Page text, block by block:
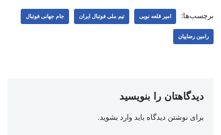
برچسب‌ها: امیر قلعه نویی تیم ملی فوتبال ایران جام جهانی فوتبال
رامین رضاییان
دیدگاهتان را بنویسید
برای نوشتن دیدگاه باید وارد بشوید.